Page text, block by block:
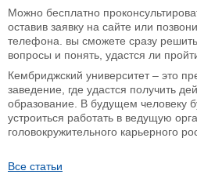
Можно бесплатно
оставив заявку на сайте или
телефона. вы сможете сразу
вопросы и понять, удастся ли
Кембриджский университет – это
заведение, где удастся получить
образование. В будущем человеку
устроиться работать в ведущую
головокружительного карьерного
Все статьи